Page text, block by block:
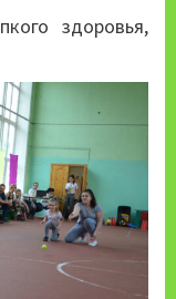
здоровья,